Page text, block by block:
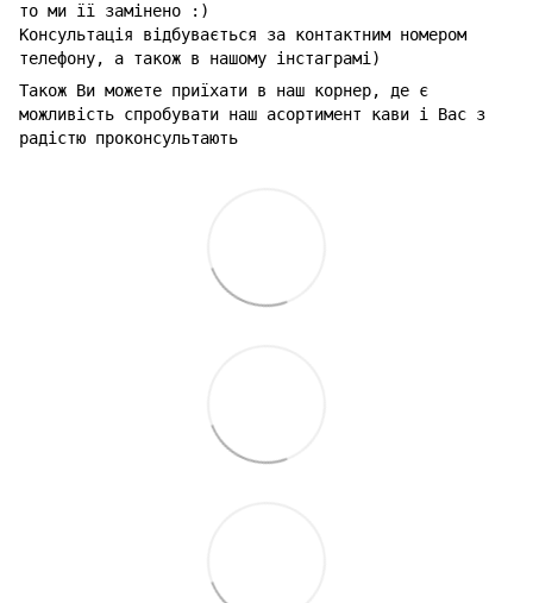
то ми її замінено :)
Консультація відбувається за контактним номером
телефону, а також в нашому інстаграмі)
Також Ви можете приїхати в наш корнер, де є
можливість спробувати наш асортимент кави і Вас з
радістю проконсультають